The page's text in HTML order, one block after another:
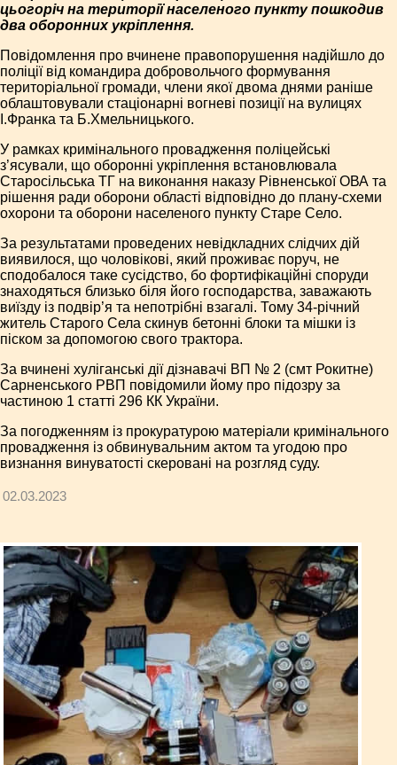
цьогоріч на території населеного пункту пошкодив
два оборонних укріплення.
Повідомлення про вчинене правопорушення надійшло до
поліції від командира добровольчого формування
територіальної громади, члени якої двома днями раніше
облаштовували стаціонарні вогневі позиції на вулицях
І.Франка та Б.Хмельницького.
У рамках кримінального провадження поліцейські
з’ясували, що оборонні укріплення встановлювала
Старосільська ТГ на виконання наказу Рівненської ОВА та
рішення ради оборони області відповідно до плану-схеми
охорони та оборони населеного пункту Старе Село.
За результатами проведених невідкладних слідчих дій
виявилося, що чоловікові, який проживає поруч, не
сподобалося таке сусідство, бо фортифікаційні споруди
знаходяться близько біля його господарства, заважають
виїзду із подвір’я та непотрібні взагалі. Тому 34-річний
житель Старого Села скинув бетонні блоки та мішки із
піском за допомогою свого трактора.
За вчинені хуліганські дії дізнавачі ВП № 2 (смт Рокитне)
Сарненського РВП повідомили йому про підозру за
частиною 1 статті 296 КК України.
За погодженням із прокуратурою матеріали кримінального
провадження із обвинувальним актом та угодою про
визнання винуватості скеровані на розгляд суду.
02.03.2023